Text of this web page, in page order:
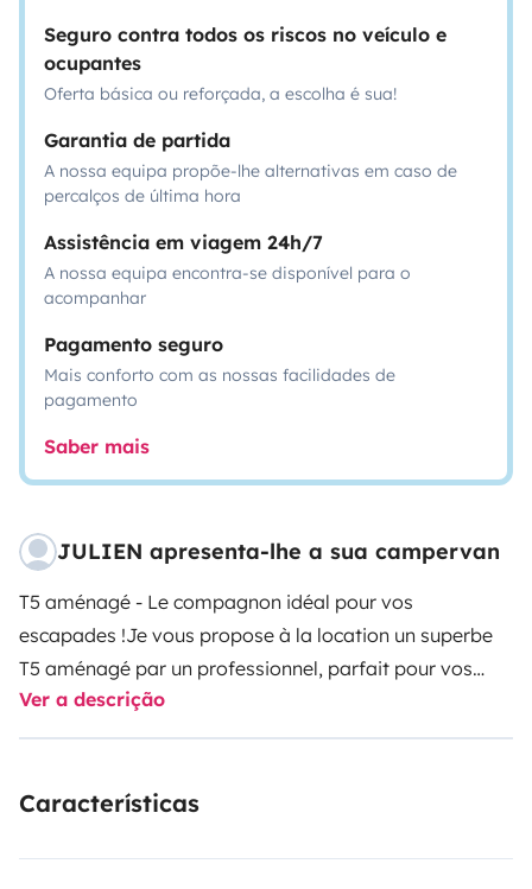
Seguro contra todos os riscos no veículo e
ocupantes
Oferta básica ou reforçada, a escolha é sua!
Garantia de partida
A nossa equipa propõe-lhe alternativas em caso de
percalços de última hora
Assistência em viagem 24h/7
A nossa equipa encontra-se disponível para o
acompanhar
Pagamento seguro
Mais conforto com as nossas facilidades de
pagamento
Saber mais
JULIEN apresenta-lhe a sua campervan
T5 aménagé - Le compagnon idéal pour vos
escapades !Je vous propose à la location un superbe
T5 aménagé par un professionnel, parfait pour vos
aventures en toute liberté. C'est un véhicule 3 places
avant offrant deux couchages confortables à
disponible à l'avant, idéale pour un enfant.
Ver a descrição
Características